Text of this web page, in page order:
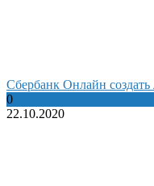
Сбербанк Онлайн
0
22.10.2020